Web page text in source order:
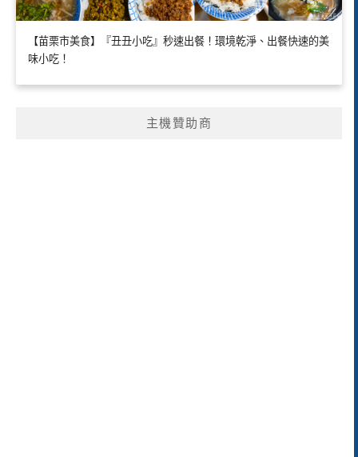
【苗栗市美食】『丑丑小吃』秒速出餐！環境乾淨、出餐快速的美
味小吃！
主機贊助商